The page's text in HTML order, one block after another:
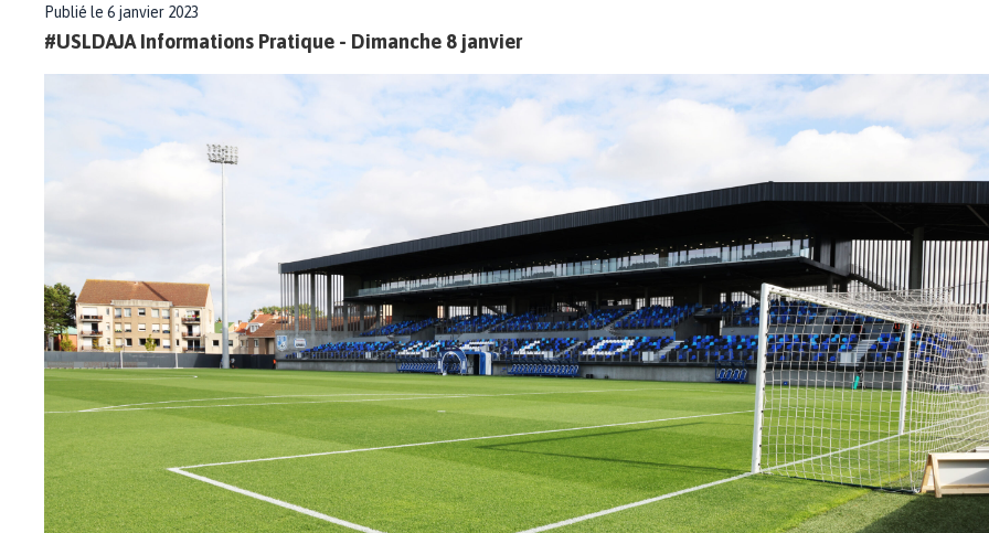
Publié le 6 janvier 2023
#USLDAJA Informations Pratique - Dimanche 8 janvier